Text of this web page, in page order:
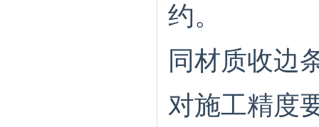
约。
同材质收边
对施工精度